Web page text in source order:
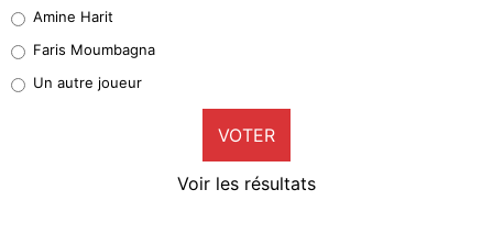
1%
9%
Amine Harit
Faris Moumbagna
Un autre joueur
VOTER
Voir les résultats